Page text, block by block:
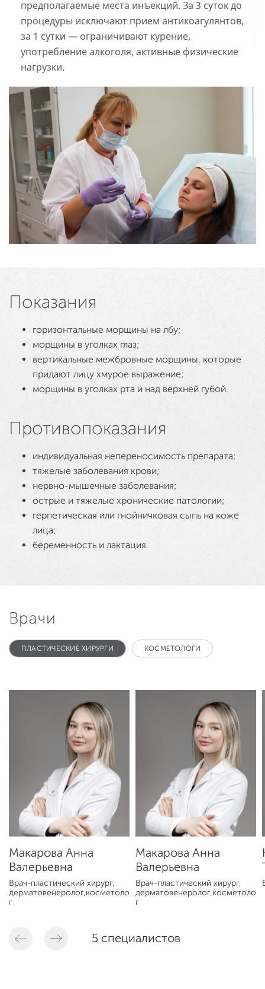
предполагаемые места инъекций. За 3 суток до
процедуры исключают прием антикоагулянтов,
за 1 сутки — ограничивают курение,
употребление алкоголя, активные физические
нагрузки.
Показания
горизонтальные морщины на лбу;
морщины в уголках глаз;
вертикальные межбровные морщины, которые
придают лицу хмурое выражение;
морщины в уголках рта и над верхней губой.
Противопоказания
индивидуальная непереносимость препарата;
тяжелые заболевания крови;
нервно-мышечные заболевания;
острые и тяжелые хронические патологии;
герпетическая или гнойничковая сыпь на коже
лица;
беременность и лактация.
Врачи
ПЛАСТИЧЕСКИЕ ХИРУРГИ КОСМЕТОЛОГИ
Макарова Анна
Валерьевна
Врач-пластический хирург,
дерматовенеролог,косметоло
г
Макарова Анна
Валерьевна
Врач-пластический хирург,
дерматовенеролог,косметоло
г
5 специалистов